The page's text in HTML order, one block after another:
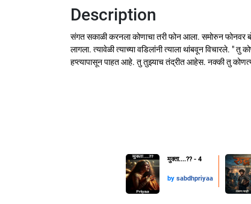
Description
संगत सकाळी करनला कोणाचा तरी फोन आला. समोरुन फोनवर
लागला. त्यावेळी त्याच्या वडिलांनी त्याला थांबवून ‍विचारले. "
हप्त्यापासून पाहत आहे. तु तुझ्याच तंद्रीत आहेस. नक्की तु
मुक्ता....??️ - 4
by sabdhpriyaa